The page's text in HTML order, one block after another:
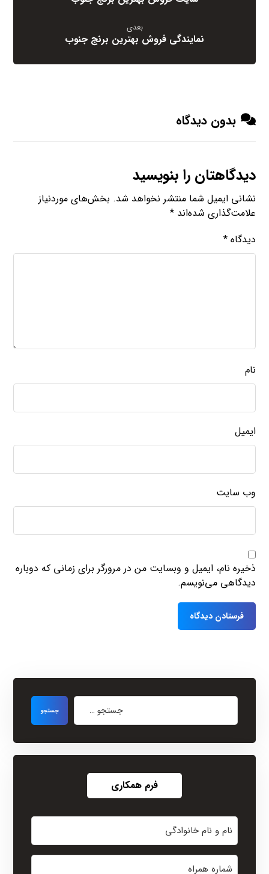
بعدی
نمایندگی فروش بهترین برنج جنوب
بدون دیدگاه
دیدگاهتان را بنویسید
نشانی ایمیل شما منتشر نخواهد شد. بخش‌های موردنیاز
علامت‌گذاری شده‌اند*
دیدگاه*
نام
ایمیل
وب‌ سایت
ذخیره نام، ایمیل و وبسایت من در مرورگر برای زمانی که دوباره
دیدگاهی می‌نویسم.
فرم همکاری
نام